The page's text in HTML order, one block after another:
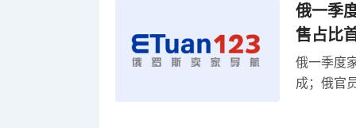
俄一季
售占比
俄一季度
成；俄官